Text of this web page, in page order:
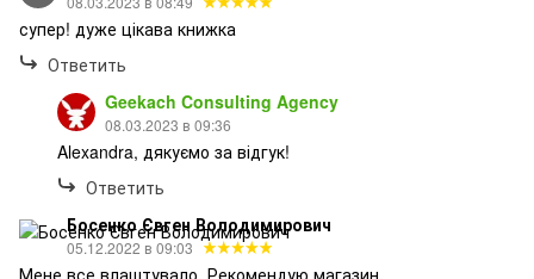
супер! дуже цікава книжка
Ответить
Geekach Consulting Agency
08.03.2023 в 09:36
Alexandra, дякуємо за відгук!
Ответить
Босенко Євген Володимирович
05.12.2022 в 09:03